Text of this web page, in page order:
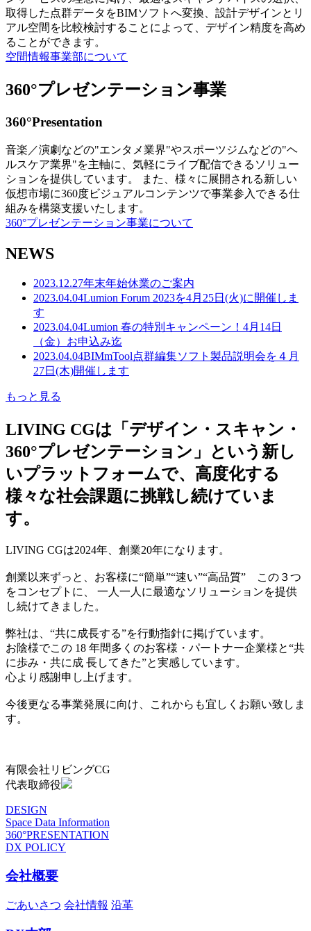
取得した点群データをBIMソフトへ変換、設計デザインとリ
アル空間を比較検討することによって、デザイン精度を高め
ることができます。
空間情報事業部について
360°プレゼンテーション事業
360°Presentation
音楽／演劇などの"エンタメ業界"やスポーツジムなどの"ヘ
ルスケア業界"を主軸に、気軽にライブ配信できるソリュー
ションを提供しています。 また、様々に展開される新しい
仮想市場に360度ビジュアルコンテンツで事業参入できる仕
組みを構築支援いたします。
360°プレゼンテーション事業について
NEWS
2023.12.27年末年始休業のご案内
2023.04.04Lumion Forum 2023を4月25日(火)に開催しま
す
2023.04.04Lumion 春の特別キャンペーン！4月14日
（金）お申込み迄
2023.04.04BIMmTool点群編集ソフト製品説明会を４月
27日(木)開催します
もっと見る
LIVING CGは「デザイン・スキャン・
360°プレゼンテーション」という新し
いプラットフォームで、高度化する
様々な社会課題に挑戦し続けていま
す。
LIVING CGは2024年、創業20年になります。
創業以来ずっと、お客様に“簡単”“速い”“高品質” この３つ
をコンセプトに、 一人一人に最適なソリューションを提供
し続けてきました。
弊社は、“共に成長する”を行動指針に掲げています。
お陰様でこの 18 年間多くのお客様・パートナー企業様と“共
に歩み・共に成 長してきた”と実感しています。
心より感謝申し上げます。
今後更なる事業発展に向け、これからも宜しくお願い致しま
す。
有限会社リビングCG
代表取締役
DESIGN
Space Data Information
360°PRESENTATION
DX POLICY
会社概要
ごあいさつ 会社情報 沿革